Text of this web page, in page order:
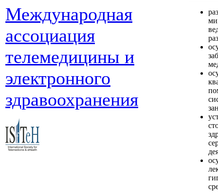
Международная
ассоциация
телемедицины и
электронного
здравоохранения